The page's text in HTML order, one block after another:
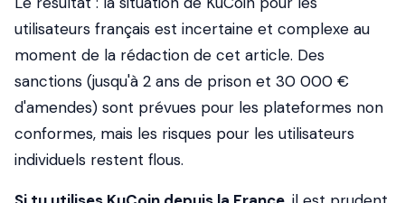
utilisateurs français est incertaine et complexe au
moment de la rédaction de cet article. Des
sanctions (jusqu'à 2 ans de prison et 30 000 €
d'amendes) sont prévues pour les plateformes non
conformes, mais les risques pour les utilisateurs
individuels restent flous.